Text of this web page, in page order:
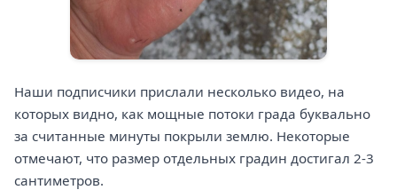
Наши подписчики прислали несколько видео, на
которых видно, как мощные потоки града буквально
за считанные минуты покрыли землю. Некоторые
отмечают, что размер отдельных градин достигал 2-3
сантиметров.